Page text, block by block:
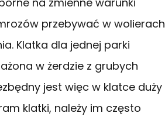
przebywać w wolierach
Klatka dla jednej parki
w żerdzie z grubych
jest więc w klatce duży
klatki, należy im często